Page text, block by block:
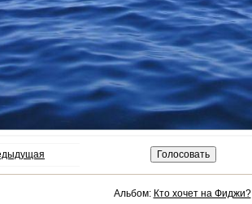
Альбом: Кто хочет на Фиджи?